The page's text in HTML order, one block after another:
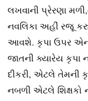
લખવાની પ્રેરણા
નવલિકા અહીં રજૂ
આવશે. કૃપા ઉપર
જાતની ક્યારેય કૃપા
દીકરી, એટલે તેમની
નબળી એટલે શિક્ષકો